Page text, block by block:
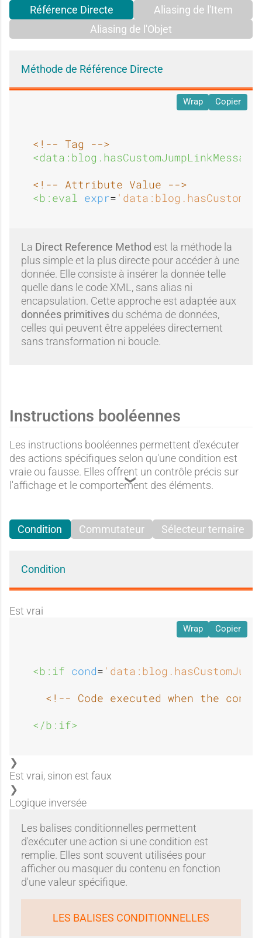
n
n
é
m
e
n
t
a
l
r
i
m
e
n
t
a
l
r
i
e
n
t
l
Référence Directe
Aliasing de l'Item
Aliasing de l'Objet
Méthode de Référence Directe
<!-- Tag -->
<!-- Attribute Value -->
<b:eval expr=
Wrap Copier
La Direct Reference Method est la méthode la
plus simple et la plus directe pour accéder à une
donnée. Elle consiste à insérer la donnée telle
quelle dans le code XML, sans alias ni
encapsulation. Cette approche est adaptée aux
données primitives du schéma de données,
celles qui peuvent être appelées directement
sans transformation ni boucle.
Instructions booléennes
Les instructions booléennes permettent d'exécuter
des actions spécifiques selon qu'une condition est
vraie ou fausse. Elles offrent un contrôle précis sur
l'affichage et le comportement des éléments.
Condition Commutateur Sélecteur ternaire
Condition
Est vrai
<b:if cond=
<!-- Code executed when the
</b:if>
Wrap Copier
Est vrai, sinon est faux
Logique inversée
Les balises conditionnelles permettent
d'exécuter une action si une condition est
remplie. Elles sont souvent utilisées pour
afficher ou masquer du contenu en fonction
d'une valeur spécifique.
LES BALISES CONDITIONNELLES